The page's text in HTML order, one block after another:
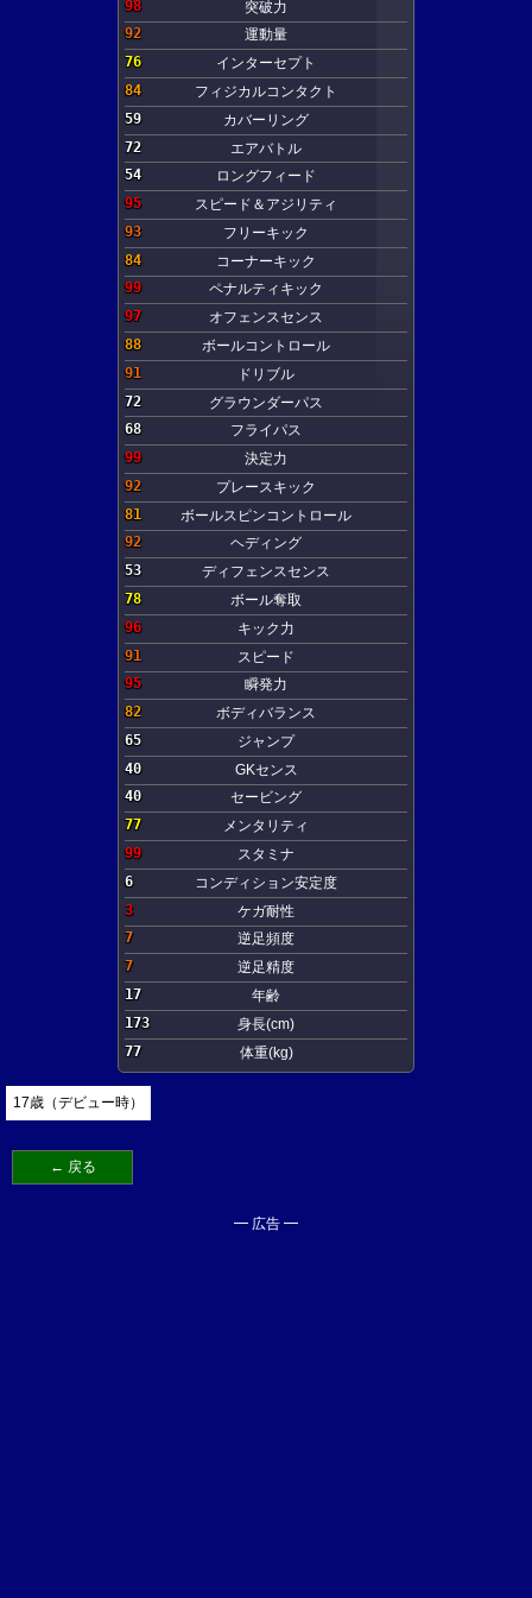
98
突破力
92
運動量
76
インターセプト
84
フィジカルコンタクト
59
カバーリング
72
エアバトル
54
ロングフィード
95
スピード＆アジリティ
93
フリーキック
84
コーナーキック
99
ペナルティキック
97
オフェンスセンス
88
ボールコントロール
91
ドリブル
72
グラウンダーパス
68
フライパス
99
決定力
92
プレースキック
81
ボールスピンコントロール
92
ヘディング
53
ディフェンスセンス
78
ボール奪取
96
キック力
91
スピード
95
瞬発力
82
ボディバランス
65
ジャンプ
40
GKセンス
40
セービング
77
メンタリティ
99
スタミナ
6
コンディション安定度
3
ケガ耐性
7
逆足頻度
7
逆足精度
17
年齢
173
身長(cm)
77
体重(kg)
17歳（デビュー時）
← 戻る
━ 広告 ━